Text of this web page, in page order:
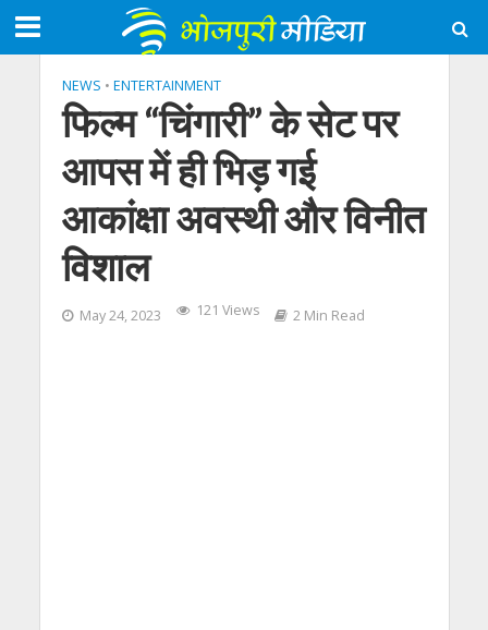
NEWS • ENTERTAINMENT
फिल्म “चिंगारी” के सेट पर
आपस में ही भिड़ गई
आकांक्षा अवस्थी और विनीत
विशाल
May 24, 2023 121 Views 2 Min Read